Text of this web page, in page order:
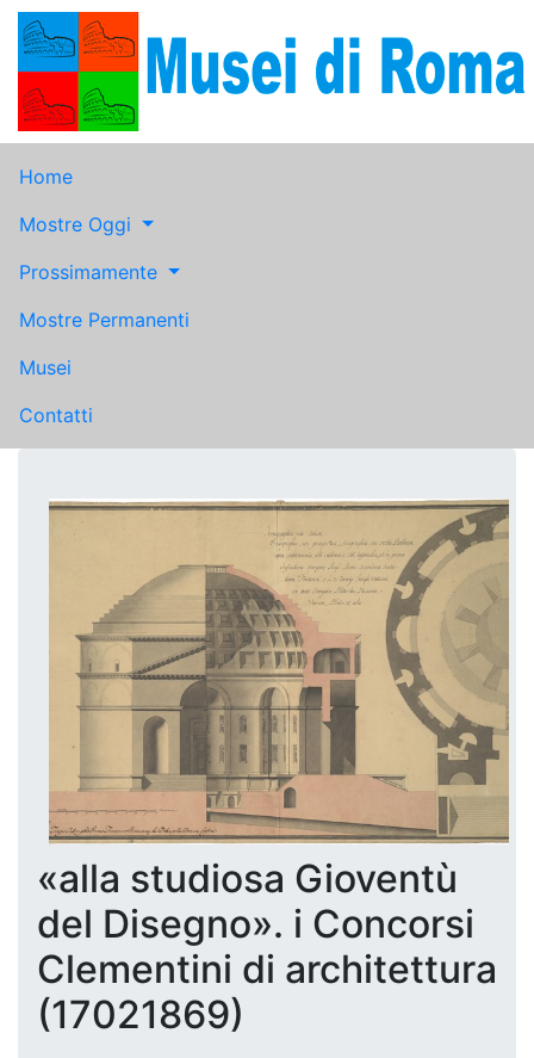
Home
Mostre Oggi
Prossimamente
Mostre Permanenti
Musei
Contatti
«alla studiosa Gioventù
del Disegno». i Concorsi
Clementini di architettura
(17021869)